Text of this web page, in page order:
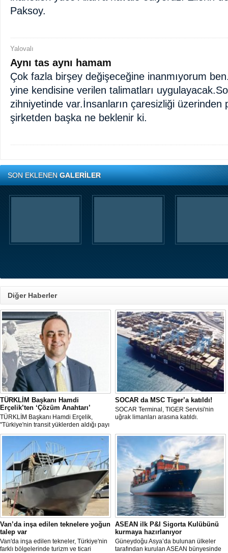
Paksoy.
Yalovalı
Aynı tas aynı hamam
Çok fazla birşey değişeceğine inanmıyorum
yine kendisine verilen talimatları
zihniyetinde var.İnsanların çaresizliği üzerinden
şirketden başka ne beklenir ki.
SON EKLENENGALERİLER
Diğer Haberler
TÜRKLİM Başkanı Hamdi
Erçelik’ten ‘Çözüm Anahtarı’
TÜRKLİM Başkanı Hamdi Erçelik,
"Türkiye'nin transit yüklerden aldığı payı
artırmak için kamu-özel sektör
eşgüdümünü güçlendirmeli; liman,
demiryolu, kara yolu ve dijital altyapı
yatırımlarını bütüncül bir anlayışla
hayata geçirmeliyiz" dedi.
SOCAR da MSC Tiger’a katıldı!
SOCAR Terminal, TIGER Servisi'nin
uğrak limanları arasına katıldı.
Van’da inşa edilen teknelere yoğun
talep var
Van'da inşa edilen tekneler, Türkiye'nin
farklı bölgelerinde turizm ve ticari
ASEAN ilk P&I Sigorta Kulübünü
kurmaya hazırlanıyor
Güneydoğu Asya’da bulunan ülkeler
tarafından kurulan ASEAN bünyesinde